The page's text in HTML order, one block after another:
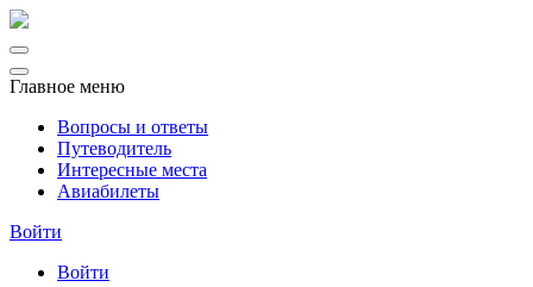
Главное меню
Вопросы и ответы
Путеводитель
Интересные места
Авиабилеты
Войти
Войти